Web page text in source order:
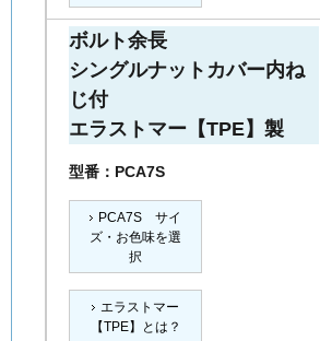
ボルト余長
シングルナットカバー内ね
じ付
エラストマー【TPE】製
型番：PCA7S
PCA7S サイ
ズ・お色味を選
択
エラストマー
【TPE】とは？